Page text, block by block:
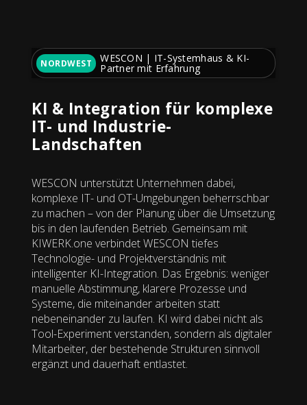
NORDWEST WESCON | IT-Systemhaus & KI-
Partner mit Erfahrung
KI & Integration für komplexe
IT- und Industrie-
Landschaften
WESCON unterstützt Unternehmen dabei,
komplexe IT- und OT-Umgebungen beherrschbar
zu machen – von der Planung über die Umsetzung
bis in den laufenden Betrieb. Gemeinsam mit
KIWERK.one verbindet WESCON tiefes
Technologie- und Projektverständnis mit
intelligenter KI-Integration. Das Ergebnis: weniger
manuelle Abstimmung, klarere Prozesse und
Systeme, die miteinander arbeiten statt
nebeneinander zu laufen. KI wird dabei nicht als
Tool-Experiment verstanden, sondern als digitaler
Mitarbeiter, der bestehende Strukturen sinnvoll
ergänzt und dauerhaft entlastet.